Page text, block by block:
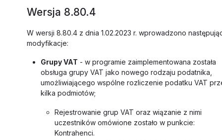
Wersja 8.80.4
W wersji 8.80.4 z dnia 1.02.2023 r. wprowadzono
modyfikacje:
Grupy VAT - w programie zaimplementowana została
obsługa grupy VAT jako nowego rodzaju podatnika,
umożliwiającego wspólne rozliczenie podatku VAT
kilka podmiotów;
Rejestrowanie grup VAT oraz wiązanie z nimi
uczestników omówione zostało w punkcie:
Kontrahenci.